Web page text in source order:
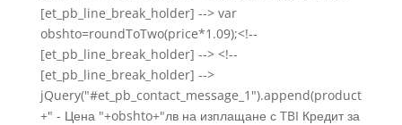
[et_pb_line_break_holder] --> var
obshto=roundToTwo(price*1.09);<!--
[et_pb_line_break_holder] --> <!--
[et_pb_line_break_holder] -->
jQuery("#et_pb_contact_message_1").append(product
+" - Цена "+obshto+"лв на изплащане с TBI Кредит за